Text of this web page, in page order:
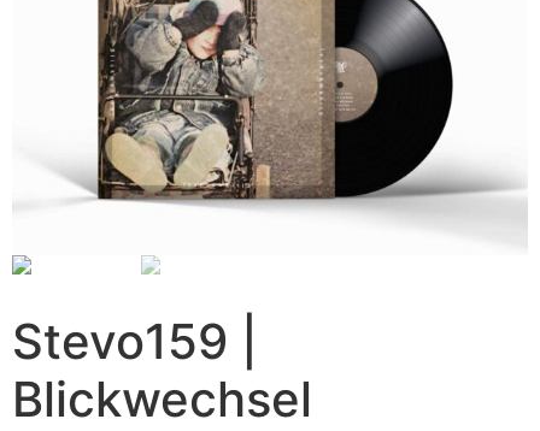
Stevo159 |
Blickwechsel